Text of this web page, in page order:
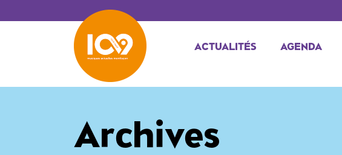
ACTUALITÉS AGENDA
Archives